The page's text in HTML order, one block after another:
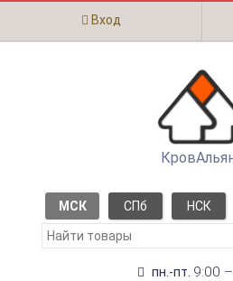
Вход
МСК СПб НСК
пн.-пт. 9:00